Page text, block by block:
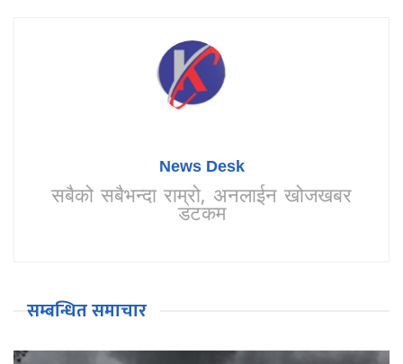
News Desk
सबैको सबैभन्दा राम्रो, अनलाईन खोजखबर
डटकम
सम्बन्धित समाचार